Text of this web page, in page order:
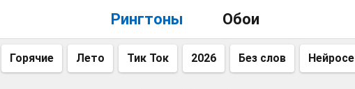
Рингтоны Обои
Горячие Лето Тик Ток 2026 Без слов